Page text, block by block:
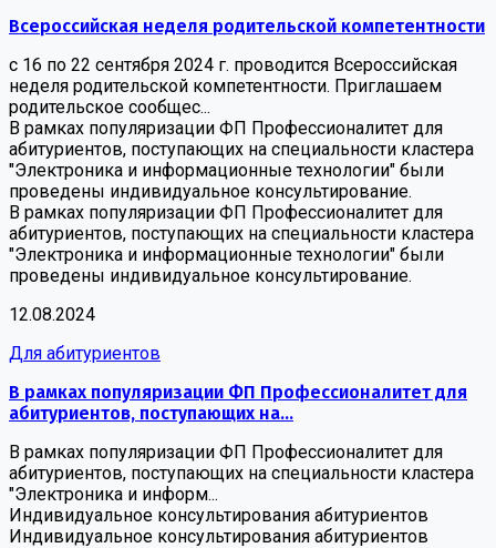
Всероссийская неделя родительской компетентности
с 16 по 22 сентября 2024 г. проводится Всероссийская
неделя родительской компетентности. Приглашаем
родительское сообщес...
В рамках популяризации ФП Профессионалитет для
абитуриентов, поступающих на специальности кластера
"Электроника и информационные технологии" были
проведены индивидуальное консультирование.
В рамках популяризации ФП Профессионалитет для
абитуриентов, поступающих на специальности кластера
"Электроника и информационные технологии" были
проведены индивидуальное консультирование.
12.08.2024
Для абитуриентов
В рамках популяризации ФП Профессионалитет для
абитуриентов, поступающих на...
В рамках популяризации ФП Профессионалитет для
абитуриентов, поступающих на специальности кластера
"Электроника и информ...
Индивидуальное консультирования абитуриентов
Индивидуальное консультирования абитуриентов